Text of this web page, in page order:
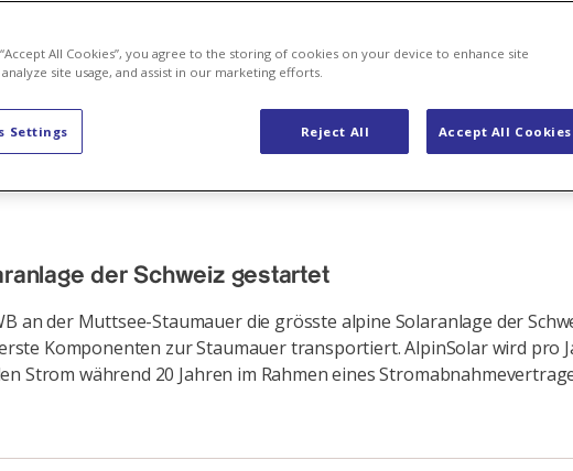
der Schweiz gestartet
an der Muttsee-Staumauer die grösste alpine Solaranlage der
Komponenten zur Staumauer transportiert. AlpinSolar wird pro
Strom während 20 Jahren im Rahmen eines
All Cookies”, you agree to the storing of cookies on your device to enhance site
site usage, and assist in our marketing efforts.
Reject All Accept All Cookies
Settings